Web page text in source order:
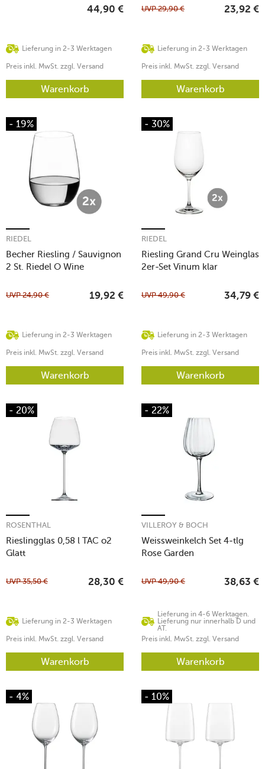
Lieferung in 2-3 Werktagen
44,90 €
Preis inkl. MwSt. zzgl. Versand
Warenkorb
Lieferung in 2-3 Werktagen
UVP29,90 € 23,92 €
Preis inkl. MwSt. zzgl. Versand
Warenkorb
- 19%
Becher Riesling / Sauvignon
2 St. Riedel O Wine
RIEDEL
Lieferung in 2-3 Werktagen
UVP24,90 € 19,92 €
Preis inkl. MwSt. zzgl. Versand
Warenkorb
- 30%
Riesling Grand Cru Weinglas
2er-Set Vinum klar
RIEDEL
Lieferung in 2-3 Werktagen
UVP49,90 € 34,79 €
Preis inkl. MwSt. zzgl. Versand
Warenkorb
- 20%
Rieslingglas 0,58 l TAC o2
Glatt
ROSENTHAL
Lieferung in 2-3 Werktagen
UVP35,50 € 28,30 €
Preis inkl. MwSt. zzgl. Versand
Warenkorb
- 22%
Weissweinkelch Set 4-tlg
Rose Garden
VILLEROY & BOCH
Lieferung in 4-6 Werktagen.
Lieferung nur innerhalb D und
AT.
UVP49,90 € 38,63 €
Preis inkl. MwSt. zzgl. Versand
Warenkorb
- 4% - 10%